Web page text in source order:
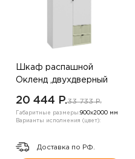
Шкаф распашной
Окленд ,двухдверный
20 444 P.33 733 P.
Габаритные размеры:900х2000 мм
Варианты исполнения (цвет):
Доставка по РФ.